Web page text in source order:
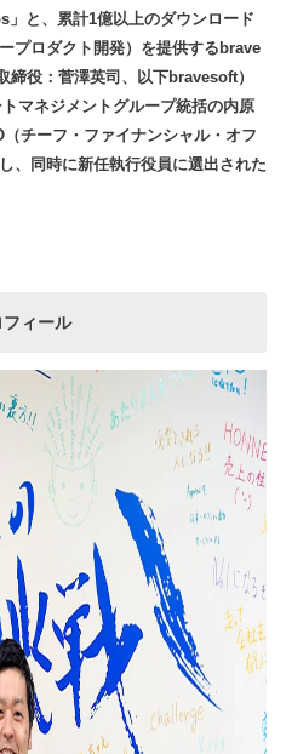
と、累計1億以上のダウンロード
プロダクト開発）を提供するbrave
役：菅澤英司、以下bravesoft）
マネジメントグループ統括の内原
チーフ・ファイナンシャル・オフ
、同時に新任執行役員に選出された
ィール